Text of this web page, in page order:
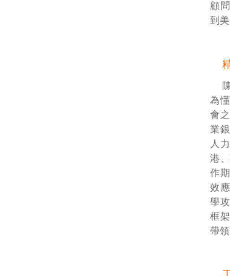
顧
到
為
會
業
人
港
作
效
學
框
帶